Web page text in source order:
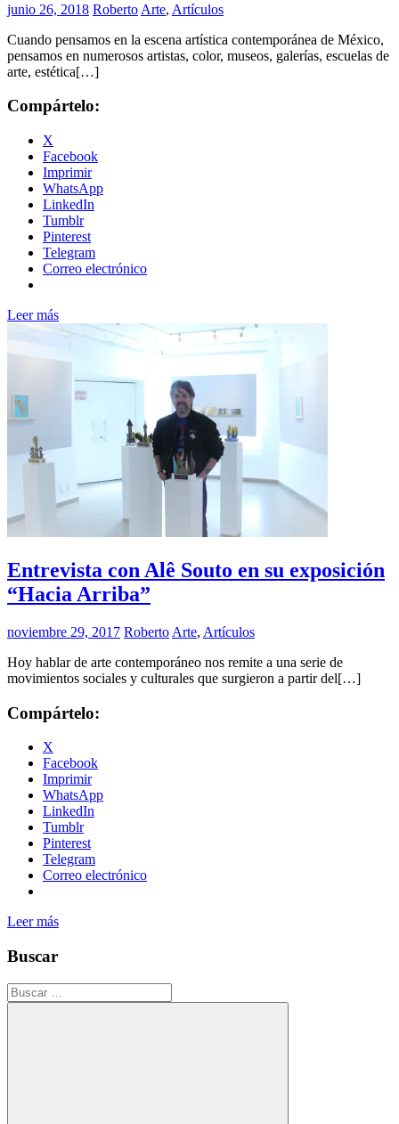
junio 26, 2018 Roberto Arte, Artículos
Cuando pensamos en la escena artística contemporánea de México,
pensamos en numerosos artistas, color, museos, galerías, escuelas de
arte, estética[…]
Compártelo:
X
Facebook
Imprimir
WhatsApp
LinkedIn
Tumblr
Pinterest
Telegram
Correo electrónico
Leer más
Entrevista con Alê Souto en su exposición
“Hacia Arriba”
noviembre 29, 2017 Roberto Arte, Artículos
Hoy hablar de arte contemporáneo nos remite a una serie de
movimientos sociales y culturales que surgieron a partir del[…]
Compártelo:
X
Facebook
Imprimir
WhatsApp
LinkedIn
Tumblr
Pinterest
Telegram
Correo electrónico
Leer más
Buscar
Buscar: